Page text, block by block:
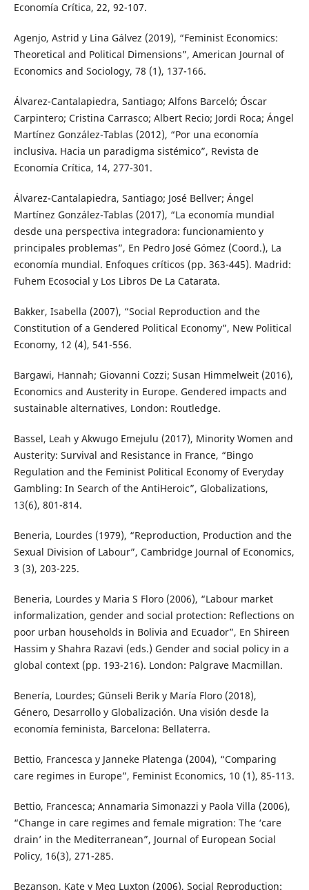
Economía Crítica, 22, 92-107.
Agenjo, Astrid y Lina Gálvez (2019), “Feminist Economics:
Theoretical and Political Dimensions”, American Journal of
Economics and Sociology, 78 (1), 137-166.
Álvarez-Cantalapiedra, Santiago; Alfons Barceló; Óscar
Carpintero; Cristina Carrasco; Albert Recio; Jordi Roca; Ángel
Martínez González-Tablas (2012), “Por una economía
inclusiva. Hacia un paradigma sistémico”, Revista de
Economía Crítica, 14, 277-301.
Álvarez-Cantalapiedra, Santiago; José Bellver; Ángel
Martínez González-Tablas (2017), “La economía mundial
desde una perspectiva integradora: funcionamiento y
principales problemas”, En Pedro José Gómez (Coord.), La
economía mundial. Enfoques críticos (pp. 363-445). Madrid:
Fuhem Ecosocial y Los Libros De La Catarata.
Bakker, Isabella (2007), “Social Reproduction and the
Constitution of a Gendered Political Economy”, New Political
Economy, 12 (4), 541-556.
Bargawi, Hannah; Giovanni Cozzi; Susan Himmelweit (2016),
Economics and Austerity in Europe. Gendered impacts and
sustainable alternatives, London: Routledge.
Bassel, Leah y Akwugo Emejulu (2017), Minority Women and
Austerity: Survival and Resistance in France, “Bingo
Regulation and the Feminist Political Economy of Everyday
Gambling: In Search of the AntiHeroic”, Globalizations,
13(6), 801-814.
Beneria, Lourdes (1979), “Reproduction, Production and the
Sexual Division of Labour”, Cambridge Journal of Economics,
3 (3), 203-225.
Beneria, Lourdes y Maria S Floro (2006), “Labour market
informalization, gender and social protection: Reflections on
poor urban households in Bolivia and Ecuador”, En Shireen
Hassim y Shahra Razavi (eds.) Gender and social policy in a
global context (pp. 193-216). London: Palgrave Macmillan.
Benería, Lourdes; Günseli Berik y María Floro (2018),
Género, Desarrollo y Globalización. Una visión desde la
economía feminista, Barcelona: Bellaterra.
Bettio, Francesca y Janneke Platenga (2004), “Comparing
care regimes in Europe”, Feminist Economics, 10 (1), 85-113.
Bettio, Francesca; Annamaria Simonazzi y Paola Villa (2006),
“Change in care regimes and female migration: The ‘care
drain’ in the Mediterranean”, Journal of European Social
Policy, 16(3), 271-285.
Bezanson, Kate y Meg Luxton (2006), Social Reproduction: